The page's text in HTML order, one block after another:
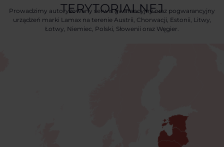
TERYTORIALNEJ
Prowadzimy autoryzowany serwis gwarancyjny oraz pogwarancyjny
urządzeń marki Lamax na terenie Austrii, Chorwacji, Estonii, Litwy,
Łotwy, Niemiec, Polski, Słowenii oraz Węgier.